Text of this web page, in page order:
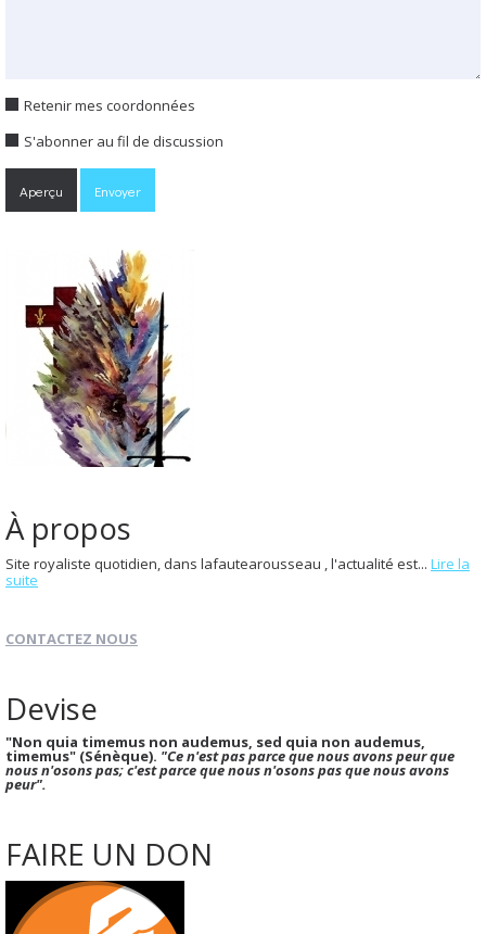
Retenir mes coordonnées
S'abonner au fil de discussion
À propos
Site royaliste quotidien, dans lafautearousseau , l'actualité est... Lire la
suite
CONTACTEZ NOUS
Devise
"Non quia timemus non audemus, sed quia non audemus,
timemus" (Sénèque). "Ce n'est pas parce que nous avons peur que
nous n'osons pas; c'est parce que nous n'osons pas que nous avons
peur".
FAIRE UN DON